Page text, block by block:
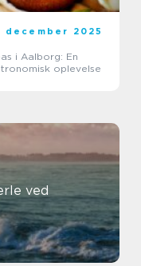
december 2025
i Aalborg: En
oplevelse
ved